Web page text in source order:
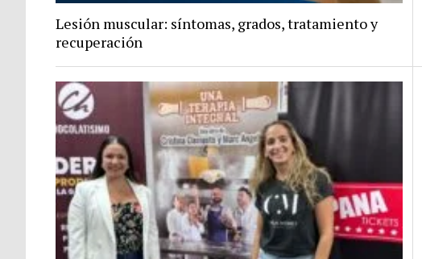
Lesión muscular: síntomas, grados, tratamiento y
recuperación